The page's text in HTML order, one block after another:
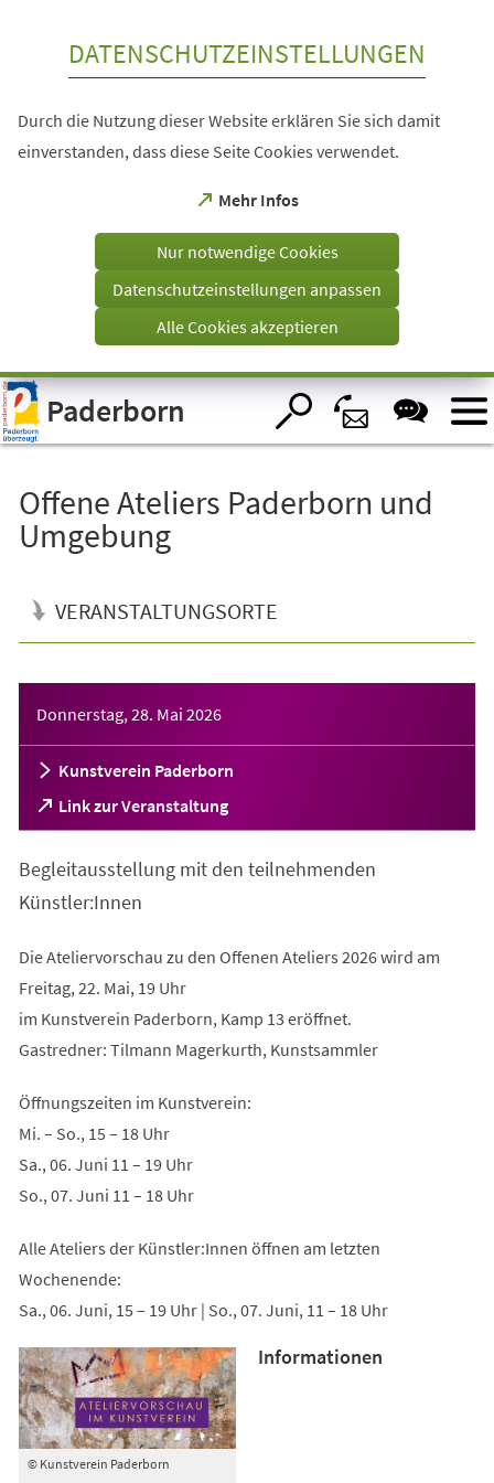
Visuelle
Assistenzsoftware
öffnen.
DATENSCHUTZEINSTELLUNGEN
Durch die Nutzung dieser Website erklären Sie sich damit
einverstanden, dass diese Seite Cookies verwendet.
Mehr Infos
(Öffnet
einem
Tab)
Nur notwendige Cookies
Datenschutzeinstellungen anpassen
Alle Cookies akzeptieren
Paderborn
Offene Ateliers Paderborn und
Umgebung
VERANSTALTUNGSORTE
Donnerstag, 28. Mai 2026
Kunstverein Paderborn
Link zur Veranstaltung
(Öffnet
in
neuen
Tab)
Begleitausstellung mit den teilnehmenden
Künstler:Innen
Die Ateliervorschau zu den Offenen Ateliers 2026 wird am
Freitag, 22. Mai, 19 Uhr
im Kunstverein Paderborn, Kamp 13 eröffnet.
Gastredner: Tilmann Magerkurth, Kunstsammler
Öffnungszeiten im Kunstverein:
Mi. – So., 15 – 18 Uhr
Sa., 06. Juni 11 – 19 Uhr
So., 07. Juni 11 – 18 Uhr
Alle Ateliers der Künstler:Innen öffnen am letzten
Wochenende:
Sa., 06. Juni, 15 – 19 Uhr | So., 07. Juni, 11 – 18 Uhr
© Kunstverein Paderborn
Informationen